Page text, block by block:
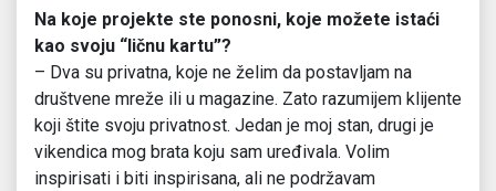
Na koje projekte ste ponosni, koje možete istaći
kao svoju “ličnu kartu”?
– Dva su privatna, koje ne želim da postavljam na
društvene mreže ili u magazine. Zato razumijem klijente
koji štite svoju privatnost. Jedan je moj stan, drugi je
vikendica mog brata koju sam uređivala. Volim
inspirisati i biti inspirisana, ali ne podržavam